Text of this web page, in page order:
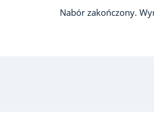
Nabór zakończony.